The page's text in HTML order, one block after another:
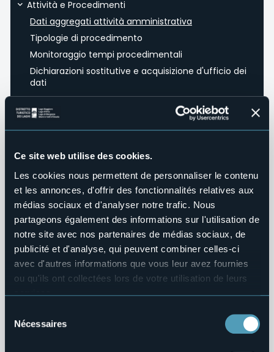
Ce site web utilise des cookies.
Les cookies nous permettent de personnaliser le contenu
et les annonces, d'offrir des fonctionnalités relatives aux
médias sociaux et d'analyser notre trafic. Nous
partageons également des informations sur l'utilisation de
notre site avec nos partenaires de médias sociaux, de
publicité et d'analyse, qui peuvent combiner celles-ci
avec d'autres informations que vous leur avez fournies
ou qu'ils ont collectées lors de votre utilisation de leurs
services.
manière de les gérer et de les supprimer,
cliquez ici
Nécessaires
Attività e Procedimenti
Dati aggregati attività amministrativa
Tipologie di procedimento
Monitoraggio tempi procedimentali
Dichiarazioni sostitutive e acquisizione d'ufficio dei
dati
Provvedimenti
Sovvenzioni, Contributi, Sussidi, Vantaggi Economici
Bilanci
Beni Immobili e Gestione Patrimonio
Controlli e rilievi sull'amministrazione
Servizi Erogati
Pagamenti dell'Amministrazione